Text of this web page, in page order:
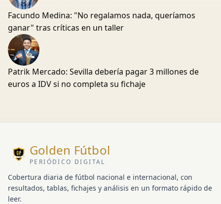
Facundo Medina: "No regalamos nada, queríamos
ganar" tras críticas en un taller
Patrik Mercado: Sevilla debería pagar 3 millones de
euros a IDV si no completa su fichaje
Golden Fútbol
PERIÓDICO DIGITAL
Cobertura diaria de fútbol nacional e internacional, con
resultados, tablas, fichajes y análisis en un formato rápido de
leer.